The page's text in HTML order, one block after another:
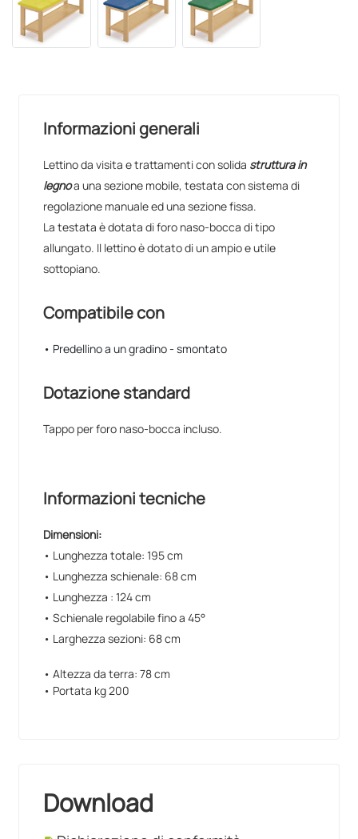
Informazioni generali
Lettino da visita e trattamenti con solida struttura in
legnoa una sezione mobile, testata con sistema di
regolazione manuale ed una sezione fissa.
La testata è dotata di foro naso-bocca di tipo
allungato. Il lettino è dotato di un ampio e utile
sottopiano.
Compatibile con
• Predellino a un gradino - smontato
Dotazione standard
Tappo per foro naso-bocca incluso.
Informazioni tecniche
Dimensioni:
• Lunghezza totale: 195 cm
• Lunghezza schienale: 68 cm
• Lunghezza : 124 cm
• Schienale regolabile fino a 45°
• Larghezza sezioni: 68 cm
• Altezza da terra: 78 cm
• Portata kg 200
Download